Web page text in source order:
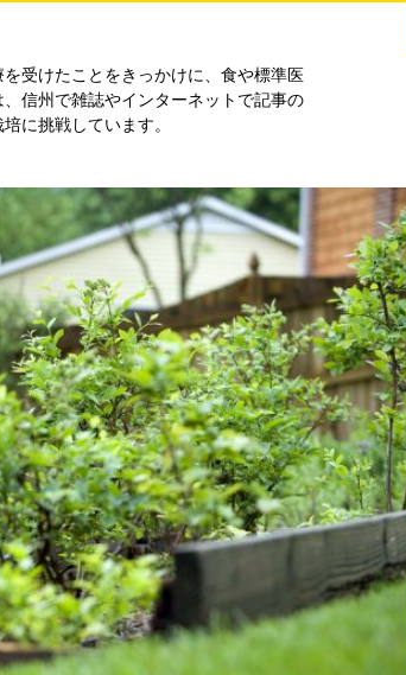
受けたことをきっかけに、食や標準医
信州で雑誌やインターネットで記事の
に挑戦しています。